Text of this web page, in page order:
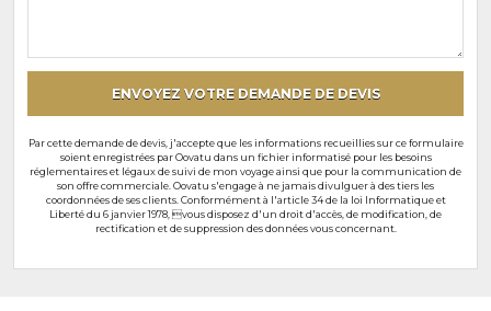
ENVOYEZ VOTRE DEMANDE DE DEVIS
Par cette demande de devis, j'accepte que les informations recueillies sur ce formulaire
soient enregistrées par Oovatu dans un fichier informatisé pour les besoins
réglementaires et légaux de suivi de mon voyage ainsi que pour la communication de
son offre commerciale. Oovatu s'engage à ne jamais divulguer à des tiers les
coordonnées de ses clients. Conformément à l'article 34 de la loi Informatique et
Liberté du 6 janvier 1978, vous disposez d'un droit d'accès, de modification, de
rectification et de suppression des données vous concernant.